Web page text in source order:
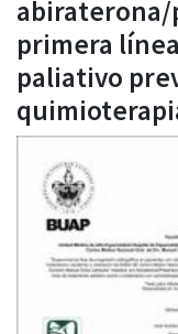
abiraterona/
primera
paliativo